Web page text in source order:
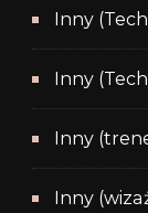
Inny
Inny
Inny
Inny